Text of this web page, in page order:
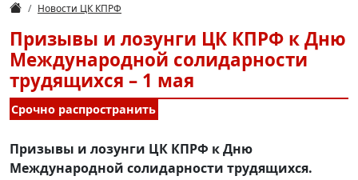
Новости ЦК КПРФ
Призывы и лозунги ЦК КПРФ к Дню
Международной солидарности
трудящихся – 1 мая
Срочно распространить
Призывы и лозунги ЦК КПРФ к Дню
Международной солидарности трудящихся.